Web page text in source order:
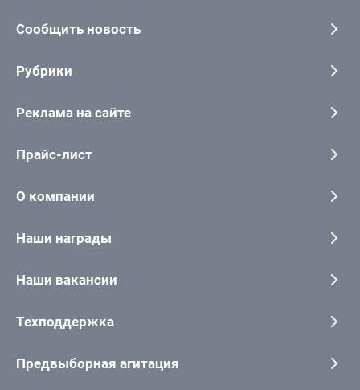
Сообщить новость
Рубрики
Реклама на сайте
Прайс-лист
О компании
Наши награды
Наши вакансии
Техподдержка
Предвыборная агитация